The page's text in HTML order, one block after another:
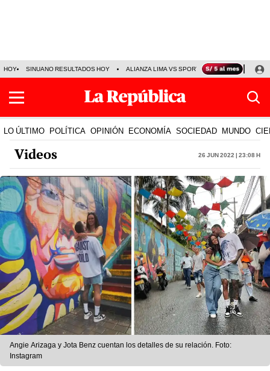
HOY SINUANO RESULTADOS HOY ALIANZA LIMA VS SPORT BOYS JORGE
LO ÚLTIMO POLÍTICA OPINIÓN ECONOMÍA SOCIEDAD MUNDO
Videos 26 Jun 2022 | 23:08 h
Angie Arizaga y Jota Benz cuentan los detalles de su relación. Foto:
Instagram